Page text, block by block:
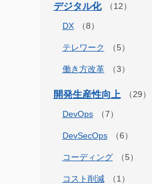
デジタル化
DX
テレワーク
働き方改革
開発生産性向上
DevOps
DevSecOps
コーディング
コスト削減